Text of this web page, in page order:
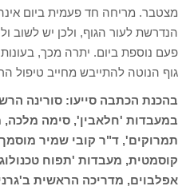
מצטבר. מריחה חד פעמית ביום
הנדרשת לעור הגוף, ולכן יש לשוב
פעם נוספת ביום. יתרה מכך,
גוף הנוטה להתייבש מחייב טיפול
בהכנת הכתבה סייעו: סורינה
במעבדות 'חלאבין', סימה
תמרוקים', ד"ר קובי שמיר
קוסמטית, מעבדות 'תפוח
אפלבוים, מדריכה הראשית